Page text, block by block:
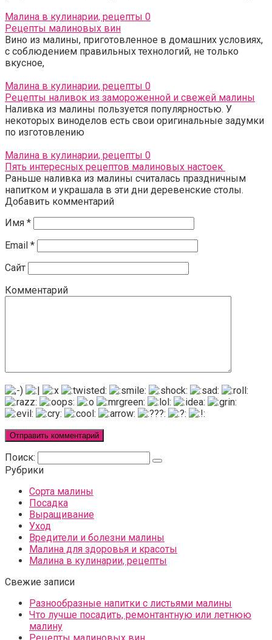
Малина в кулинарии, рецепты 0
Рецепты малиновых вин
Вино из малины, приготовленное в домашних условиях,
с соблюдением правильных технологий, не только
вкусное,
Малина в кулинарии, рецепты 0
Рецепты наливок из замороженной и свежей малины
Наливка из малины пользуется популярностью. У
некоторых виноделов есть свои оригинальные задумки
по изготовлению
Малина в кулинарии, рецепты 0
Пять интересных рецептов малиновых настоек
Раньше наливка из малины считалась праздничным
напитком и украшала в эти дни деревенские столы.
Добавить комментарий
Имя *
Email *
Сайт
Комментарий
Поиск:
Рубрики
Сорта малины
Посадка
Выращивание
Уход
Вредители и болезни малины
Малина для здоровья и красоты
Малина в кулинарии, рецепты
Свежие записи
Разнообразные напитки с листьями малины
Что лучше посадить, ремонтантную или летнюю
малину